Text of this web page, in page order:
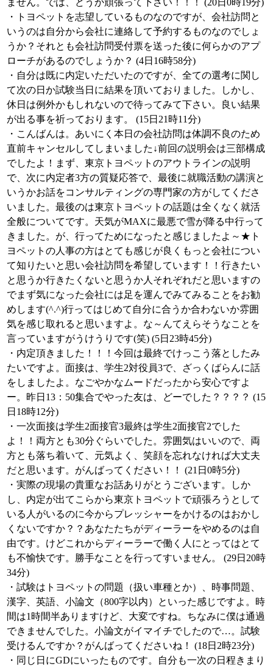
ません。では、どうか頑張って下さい！！！ (20日0時19分)
・トヨペットを志望しているものなのですが、会社訪問と
いうのは自分から会社に連絡して予約するものなのでしょ
うか？それとも会社訪問受付票を送った後に何らかのアプ
ローチがあるのでしょうか？ (4日16時58分)
・自分は既に内定いただいたのですが、全ての選考に関し
て次の日か試験当日に結果を頂いておりました。しかし、
休日は例外かもしれないので待ってみて下さい。良い結果
が出る事を祈っております。 (15日21時11分)
・こんばんは。あいにく本日の会社訪問は体調不良のため
直前キャンセルしてしまいました↓前回の説明会は三部構成
でしたよ！まず、東京トヨペットのアウトラインの説明
で、次に内定者3方の質疑応答で、最後に就職活動の講演と
いうかお話をコンサルティングの専門家の方がしてくださ
いました。最後のは東京トヨペットの話題は全くなく就活
全般についてです。天気がMAXに最悪で雪が降る中行って
きました。が、行ってためになったと感じましたよ～★ト
ヨペットの人事の方はとても感じが良くもっと会社につい
て知りたいと思い会社訪問を希望しています！！行きたい
と思うか行きたくないと思うか人それぞれだと思いますの
でまず気になった会社には足を運んでみてみることをお勧
めします(^.^)行ってはじめて自分に合うか合わないか雰囲
気を感じ取れると思いますよ。な～んてえらそうなことを
言っていますがうけうりです(笑) (5日23時45分)
・内定頂きました！！！今回は最終でけっこう落としたみ
たいですよ。面接は、学生2対役員3で、ざっくばらんに話
をしましたよ。なごやかなムードだったから安心ですよ
ー。昨日13：50集合でやった友は、どーでした？？？？ (15
日18時12分)
・一次面接は学生2面接官3最終は学生2面接官2でした
よ！！両方とも30分ぐらいでした。雰囲気はいいので、両
方とも落ち着いて、元気よく、笑顔を忘れなければ大丈夫
だと思います。がんばってください！！ (21日0時5分)
・実際の現場の貴重なお話ありがとうございます。しか
し、内定が出てこらから東京トヨペットで頑張ろうとして
いる人がいるのに今からプレッシャーをかけるのはおかし
くないですか？？あなたたちがディーラーをやめるのは自
由です。けどこれからディーラーで働く人にとってはとて
も不愉快です。勝手なことを行ってすいません。 (29日20時
34分)
・試験はトヨペットの問題（扱い車種とか）、時事問題、
漢字、英語、小論文（800字以内）といった感じですよ。時
間は1時間半ありますけど、大変ですね。ちなみに僕は通過
できませんでした。小論文がイマイチでしたので…。試験
受けるんですか？がんばってくださいね！ (18日2時23分)
・同じ日にGDにいったものです。自分も一次の日程きまり